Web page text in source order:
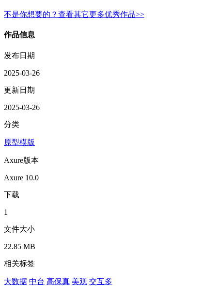
不是你想要的？查看其它更多优秀作品>>
作品信息
发布日期
2025-03-26
更新日期
2025-03-26
分类
原型模版
Axure版本
Axure 10.0
下载
1
文件大小
22.85 MB
相关标签
大数据 中台 高保真 美观 交互多